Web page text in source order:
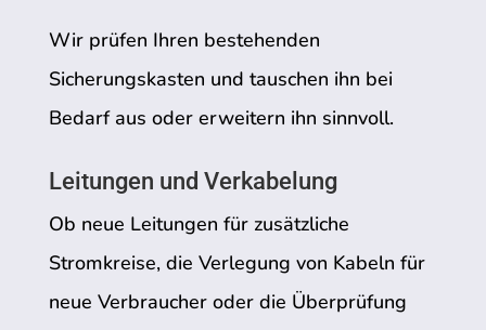
Wir prüfen Ihren bestehenden
Sicherungskasten und tauschen ihn bei
Bedarf aus oder erweitern ihn sinnvoll.
Leitungen und Verkabelung
Ob neue Leitungen für zusätzliche
Stromkreise, die Verlegung von Kabeln für
neue Verbraucher oder die Überprüfung